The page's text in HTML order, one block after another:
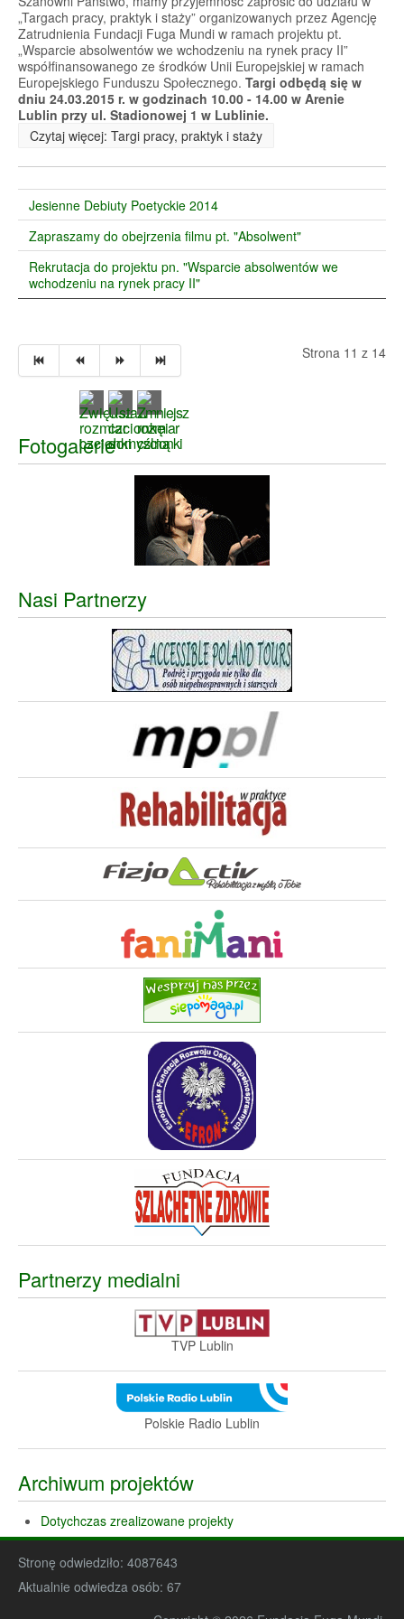
„Targach pracy, praktyk i staży” organizowanych przez Agencję
Zatrudnienia Fundacji Fuga Mundi w ramach projektu pt.
„Wsparcie absolwentów we wchodzeniu na rynek pracy II”
współfinansowanego ze środków Unii Europejskiej w ramach
Europejskiego Funduszu Społecznego. Targi odbędą się w
dniu 24.03.2015 r. w godzinach 10.00 - 14.00 w Arenie
Lublin przy ul. Stadionowej 1 w Lublinie.
Czytaj więcej: Targi pracy, praktyk i staży
Jesienne Debiuty Poetyckie 2014
Zapraszamy do obejrzenia filmu pt. "Absolwent"
Rekrutacja do projektu pn. "Wsparcie absolwentów we
wchodzeniu na rynek pracy II"
Strona 11 z 14
Fotogalerie
Nasi Partnerzy
Partnerzy medialni
TVP Lublin
Polskie Radio Lublin
Archiwum projektów
Dotychczas zrealizowane projekty
Stronę odwiedziło: 4087643
Aktualnie odwiedza osób: 67